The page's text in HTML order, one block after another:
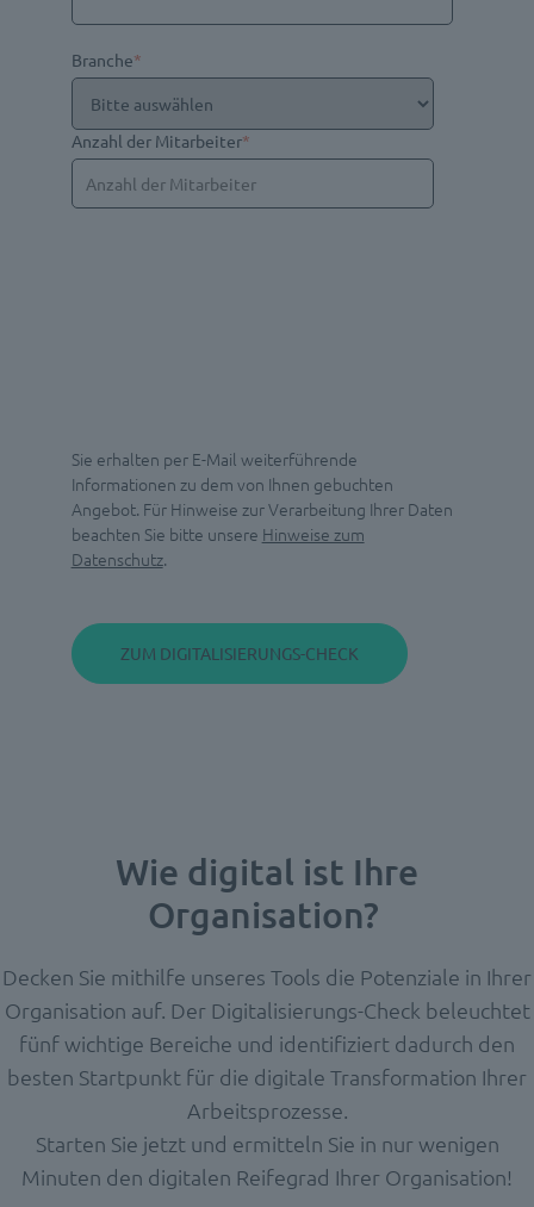
Branche*
Anzahl der Mitarbeiter*
Sie erhalten per E-Mail weiterführende
Informationen zu dem von Ihnen gebuchten
Angebot. Für Hinweise zur Verarbeitung Ihrer Daten
beachten Sie bitte unsere Hinweise zum
Datenschutz.
Wie digital ist Ihre
Organisation?
Decken Sie mithilfe unseres Tools die Potenziale in Ihrer
Organisation auf. Der Digitalisierungs-Check beleuchtet
fünf wichtige Bereiche und identifiziert dadurch den
besten Startpunkt für die digitale Transformation Ihrer
Arbeitsprozesse.
Starten Sie jetzt und ermitteln Sie in nur wenigen
Minuten den digitalen Reifegrad Ihrer Organisation!